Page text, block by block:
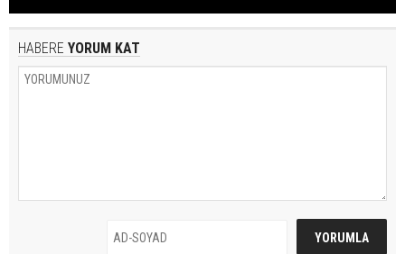
HABERE YORUM KAT